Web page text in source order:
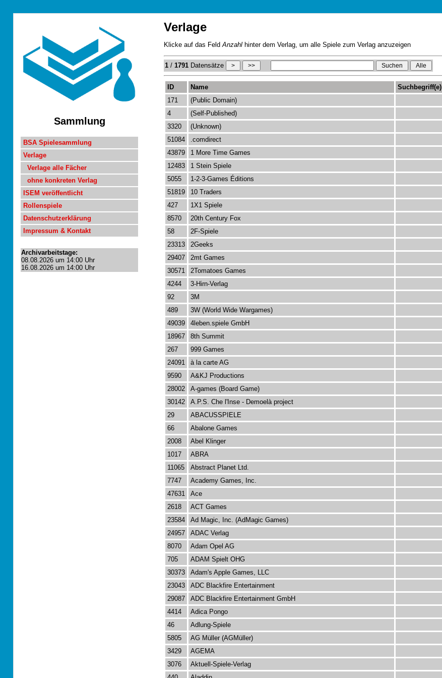
Sammlung
BSA Spielesammlung
Verlage
Verlage alle Fächer
ohne konkreten Verlag
ISEM veröffentlicht
Rollenspiele
Datenschutzerklärung
Impressum & Kontakt
Archivarbeitstage:
08.08.2026 um 14:00 Uhr
16.08.2026 um 14:00 Uhr
Verlage
Klicke auf das FeldAnzahl hinter dem Verlag, um alle Spiele zum Verlag anzuzeigen
1 / 1791 Datensätze
ID Name Suchbegriff(e)
171
(Public Domain)
4
(Self-Published)
3320
(Unknown)
51084
.comdirect
43879
1 More Time Games
12483
1 Stein Spiele
5055
1-2-3-Games Éditions
51819
10 Traders
427
1X1 Spiele
8570
20th Century Fox
58
2F-Spiele
23313
2Geeks
29407
2mt Games
30571
2Tomatoes Games
4244
3-Hirn-Verlag
92
3M
489
3W (World Wide Wargames)
49039
4leben.spiele GmbH
18967
8th Summit
267
999 Games
24091
à la carte AG
9590
A&KJ Productions
28002
A-games (Board Game)
30142
A.P.S. Che l'Inse - Demoelà project
29
ABACUSSPIELE
66
Abalone Games
2008
Abel Klinger
1017
ABRA
11065
Abstract Planet Ltd.
7747
Academy Games, Inc.
47631
Ace
2618
ACT Games
23584
Ad Magic, Inc. (AdMagic Games)
24957
ADAC Verlag
8070
Adam Opel AG
705
ADAM Spielt OHG
30373
Adam's Apple Games, LLC
23043
ADC Blackfire Entertainment
29087
ADC Blackfire Entertainment GmbH
4414
Adica Pongo
46
Adlung-Spiele
5805
AG Müller (AGMüller)
3429
AGEMA
3076
Aktuell-Spiele-Verlag